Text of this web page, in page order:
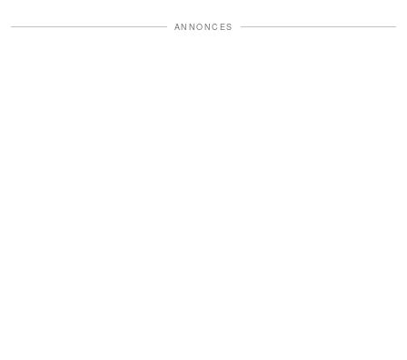
ANNONCES